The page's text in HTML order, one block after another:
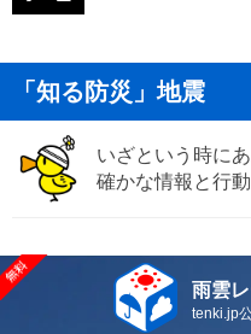
「知る防災」地震
いざという時に
確かな情報と行
雨雲
tenki.jp